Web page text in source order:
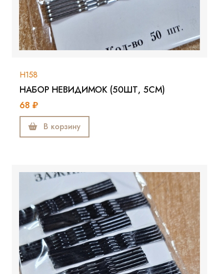
Н158
НАБОР НЕВИДИМОК (50ШТ, 5СМ)
68 ₽
В корзину